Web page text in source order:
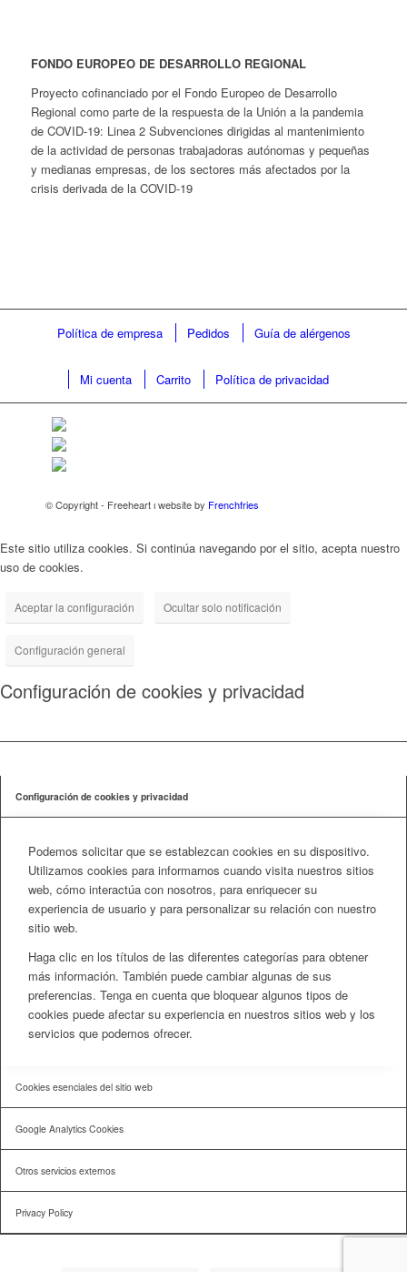
FONDO EUROPEO DE DESARROLLO REGIONAL
Proyecto cofinanciado por el Fondo Europeo de Desarrollo
Regional como parte de la respuesta de la Unión a la pandemia
de COVID-19: Linea 2 Subvenciones dirigidas al mantenimiento
de la actividad de personas trabajadoras autónomas y pequeñas
y medianas empresas, de los sectores más afectados por la
crisis derivada de la COVID-19
Política de empresa Pedidos Guía de alérgenos
Mi cuenta Carrito Política de privacidad
© Copyright - Freeheart ı website by Frenchfries
Este sitio utiliza cookies. Si continúa navegando por el sitio, acepta nuestro
uso de cookies.
Aceptar la configuración Ocultar solo notificación
Configuración general
Configuración de cookies y privacidad
Configuración de cookies y privacidad
Podemos solicitar que se establezcan cookies en su dispositivo.
Utilizamos cookies para informarnos cuando visita nuestros sitios
web, cómo interactúa con nosotros, para enriquecer su
experiencia de usuario y para personalizar su relación con nuestro
sitio web.
Haga clic en los títulos de las diferentes categorías para obtener
más información. También puede cambiar algunas de sus
preferencias. Tenga en cuenta que bloquear algunos tipos de
cookies puede afectar su experiencia en nuestros sitios web y los
servicios que podemos ofrecer.
Cookies esenciales del sitio web
Google Analytics Cookies
Otros servicios externos
Privacy Policy